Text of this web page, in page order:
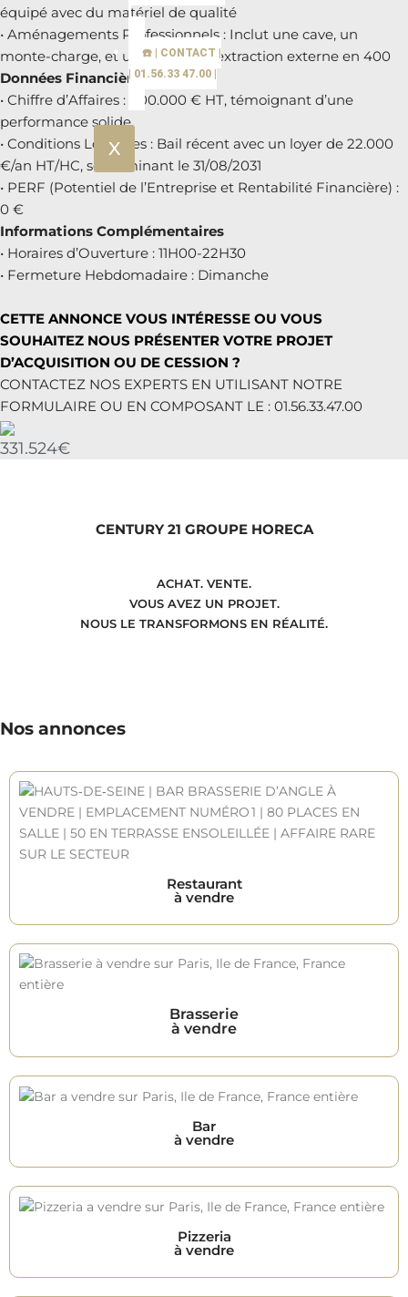
☎️ | CONTACT |
| 01.56.33 47.00 |
X
équipé avec du matériel de qualité
• Aménagements Professionnels : Inclut une cave, un
monte-charge, et un système d’extraction externe en 400
Données Financières du Bien
• Chiffre d’Affaires : 800.000 € HT, témoignant d’une
performance solide
• Conditions Locatives : Bail récent avec un loyer de 22.000
€/an HT/HC, se terminant le 31/08/2031
• PERF (Potentiel de l’Entreprise et Rentabilité Financière) :
0 €
Informations Complémentaires
• Horaires d’Ouverture : 11H00-22H30
• Fermeture Hebdomadaire : Dimanche
CETTE ANNONCE VOUS INTÉRESSE OU VOUS
SOUHAITEZ NOUS PRÉSENTER VOTRE PROJET
D’ACQUISITION OU DE CESSION ?
CONTACTEZ NOS EXPERTS EN UTILISANT NOTRE
FORMULAIRE OU EN COMPOSANT LE : 01.56.33.47.00
331.524€
CENTURY 21 GROUPE HORECA
ACHAT. VENTE.
VOUS AVEZ UN PROJET.
NOUS LE TRANSFORMONS EN RÉALITÉ.
Nos annonces
Restaurant
à vendre
Brasserie
à vendre
Bar
à vendre
Pizzeria
à vendre